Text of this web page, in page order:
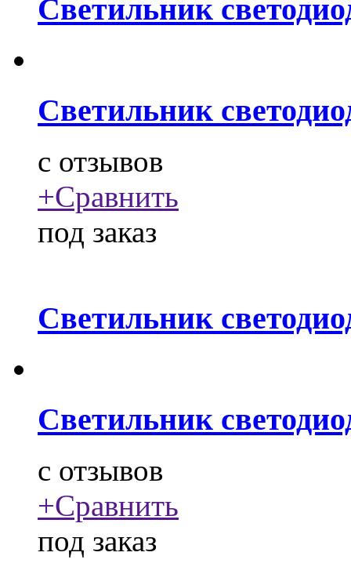
Светильник
Светильник
c отзывов
+Сравнить
под заказ
Светильник
Светильник
c отзывов
+Сравнить
под заказ